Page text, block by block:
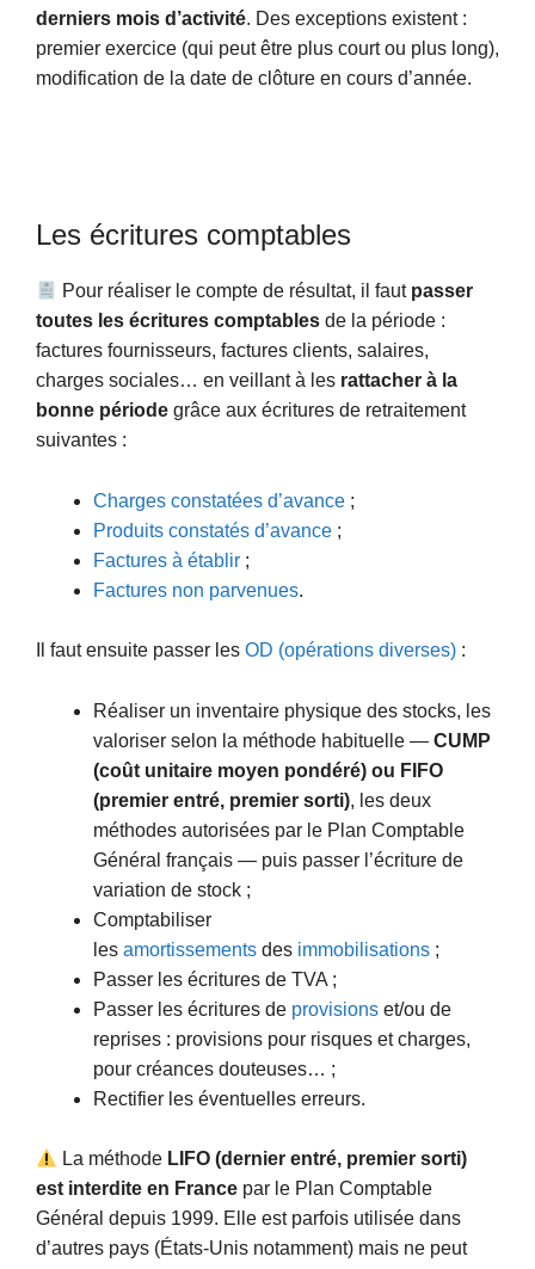
derniers mois d’activité. Des exceptions existent :
premier exercice (qui peut être plus court ou plus long),
modification de la date de clôture en cours d’année.
Les écritures comptables
Pour réaliser le compte de résultat, il faut passer
toutes les écritures comptables de la période :
factures fournisseurs, factures clients, salaires,
charges sociales… en veillant à les rattacher à la
bonne période grâce aux écritures de retraitement
suivantes :
Charges constatées d’avance ;
Produits constatés d’avance ;
Factures à établir ;
Factures non parvenues.
Il faut ensuite passer les OD (opérations diverses) :
Réaliser un inventaire physique des stocks, les
valoriser selon la méthode habituelle — CUMP
(coût unitaire moyen pondéré) ou FIFO
(premier entré, premier sorti), les deux
méthodes autorisées par le Plan Comptable
Général français — puis passer l’écriture de
variation de stock ;
Comptabiliser
les amortissements des immobilisations ;
Passer les écritures de TVA ;
Passer les écritures de provisions et/ou de
reprises : provisions pour risques et charges,
pour créances douteuses… ;
Rectifier les éventuelles erreurs.
La méthode LIFO (dernier entré, premier sorti)
est interdite en France par le Plan Comptable
Général depuis 1999. Elle est parfois utilisée dans
d’autres pays (États-Unis notamment) mais ne peut